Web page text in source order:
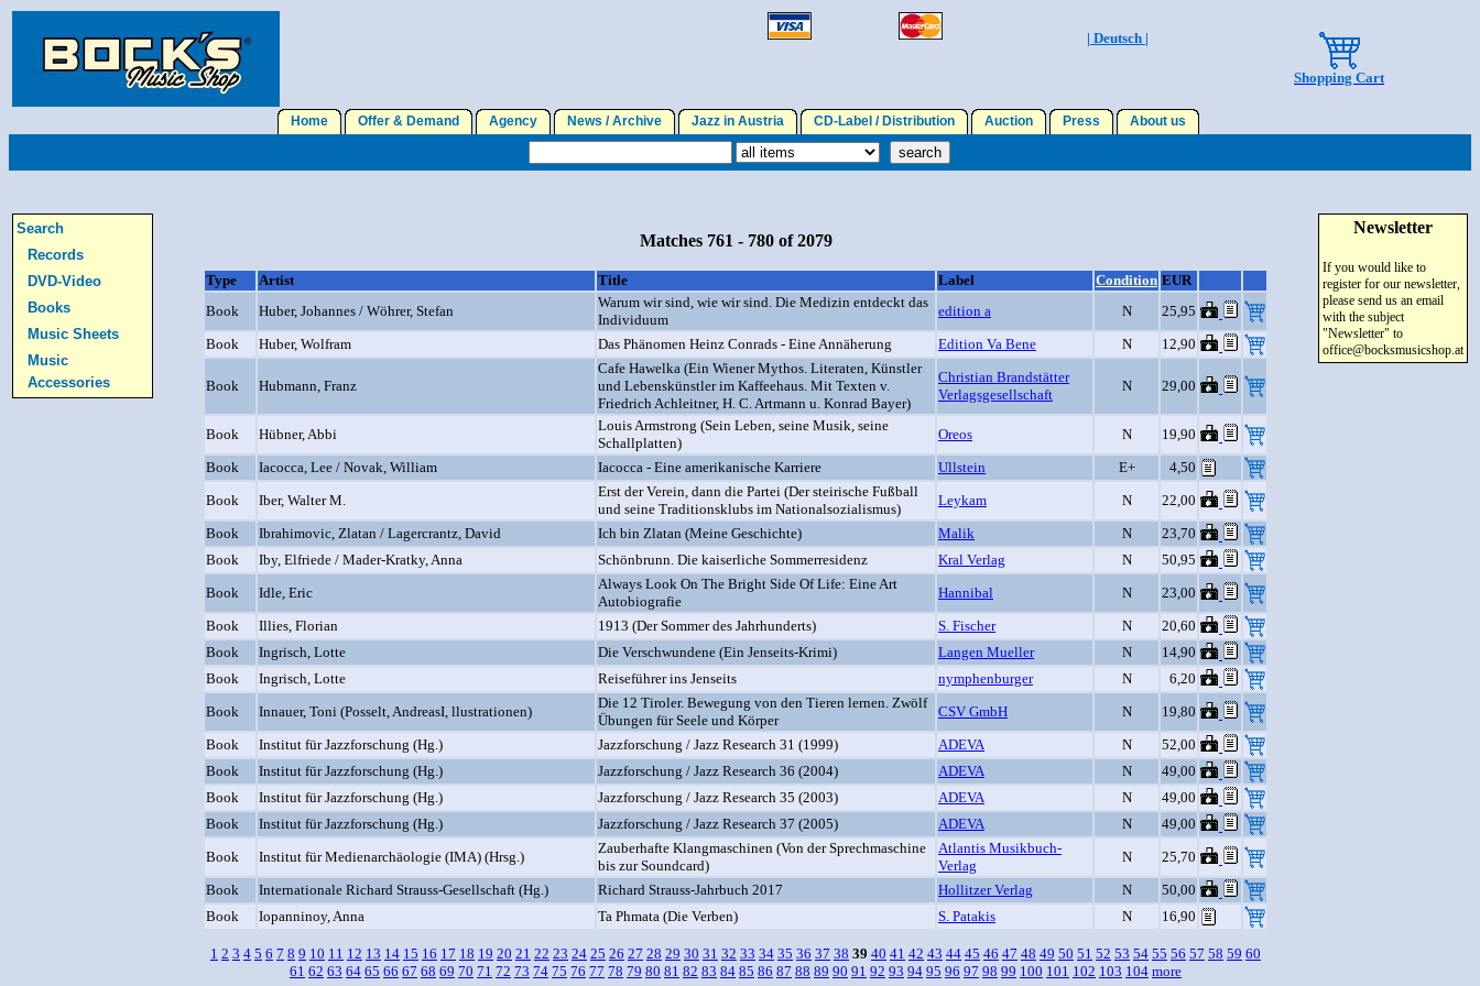
| Deutsch |
Shopping Cart
Home Offer & Demand Agency News / Archive Jazz in Austria CD-Label / Distribution Auction Press About us
Search
Records
DVD-Video
Books
Music Sheets
Music
Accessories
Matches 761 - 780 of 2079
Type Artist Title Label Condition EUR
Book
Huber, Johannes / Wöhrer, Stefan
Warum wir sind, wie wir sind. Die Medizin entdeckt das
Individuum
edition a N
25,95
Book
Huber, Wolfram Das Phänomen Heinz Conrads - Eine Annäherung Edition Va Bene N 12,90
Book Hubmann, Franz
Cafe Hawelka (Ein Wiener Mythos. Literaten, Künstler
und Lebenskünstler im Kaffeehaus. Mit Texten v.
Friedrich Achleitner, H. C. Artmann u. Konrad Bayer)
Christian Brandstätter
Verlagsgesellschaft
N 29,00
Book Hübner, Abbi
Louis Armstrong (Sein Leben, seine Musik, seine
Schallplatten)
Oreos N
19,90
Book
Iacocca, Lee / Novak, William Iacocca - Eine amerikanische Karriere Ullstein E+
4,50
Book
Iber, Walter M.
Erst der Verein, dann die Partei (Der steirische Fußball
und seine Traditionsklubs im Nationalsozialismus)
Leykam N
22,00
Book
Ibrahimovic, Zlatan / Lagercrantz, David Ich bin Zlatan (Meine Geschichte) Malik N
23,70
Book
Iby, Elfriede / Mader-Kratky, Anna Schönbrunn. Die kaiserliche Sommerresidenz Kral Verlag N
50,95
Book
Idle, Eric
Always Look On The Bright Side Of Life: Eine Art
Autobiografie
Hannibal N
23,00
Book
Illies, Florian 1913 (Der Sommer des Jahrhunderts) S. Fischer N
20,60
Book
Ingrisch, Lotte Die Verschwundene (Ein Jenseits-Krimi) Langen Mueller N
14,90
Book
Ingrisch, Lotte Reiseführer ins Jenseits nymphenburger N
6,20
Book
Innauer, Toni (Posselt, AndreasI, llustrationen)
Die 12 Tiroler. Bewegung von den Tieren lernen. Zwölf
Übungen für Seele und Körper
CSV GmbH N
19,80
Book
Institut für Jazzforschung (Hg.) Jazzforschung / Jazz Research 31 (1999) ADEVA N
52,00
Book
Institut für Jazzforschung (Hg.) Jazzforschung / Jazz Research 36 (2004) ADEVA N
49,00
Book
Institut für Jazzforschung (Hg.) Jazzforschung / Jazz Research 35 (2003) ADEVA N
49,00
Book
Institut für Jazzforschung (Hg.) Jazzforschung / Jazz Research 37 (2005) ADEVA N
49,00
Book
Institut für Medienarchäologie (IMA) (Hrsg.)
Zauberhafte Klangmaschinen (Von der Sprechmaschine
bis zur Soundcard)
Atlantis Musikbuch-
Verlag
N
25,70
Book
Internationale Richard Strauss-Gesellschaft (Hg.) Richard Strauss-Jahrbuch 2017 Hollitzer Verlag N
50,00
Book
Iopanninoy, Anna Ta Phmata (Die Verben) S. Patakis N 16,90
1 2 3 4 5 6 7 8 9 10 11 12 13 14 15 16 17 18 19 20 21 22 23 24 25 26 27 28 29 30 31 32 33 34 35 36 37 38 39 40 41 42 43 44 45 46 47 48 49 50 51 52 53 54 55 56 57 58 59 60
61 62 63 64 65 66 67 68 69 70 71 72 73 74 75 76 77 78 79 80 81 82 83 84 85 86 87 88 89 90 91 92 93 94 95 96 97 98 99 100 101 102 103 104 more
Newsletter
If you would like to
register for our newsletter,
please send us an email
with the subject
"Newsletter" to
office@bocksmusicshop.at